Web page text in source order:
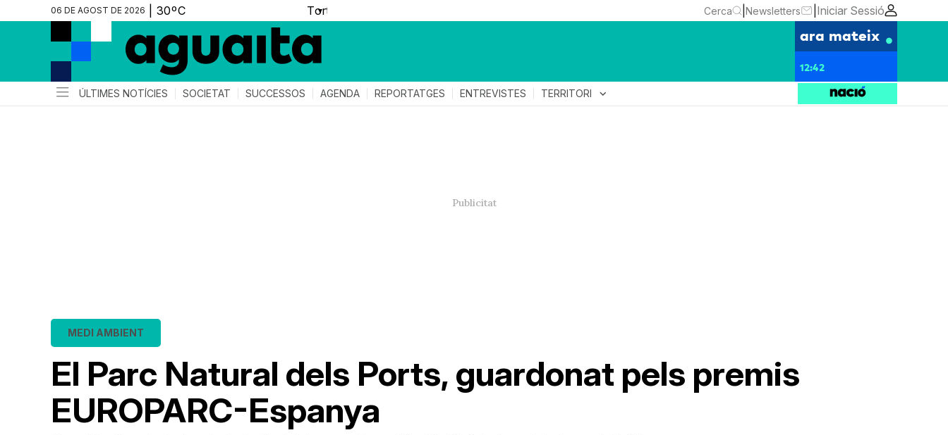
06 DE AGOST DE 2026 ▼ Cerca Newsletters Iniciar Sessió
ara mateix
12:42
ÚLTIMES NOTÍCIES SOCIETAT SUCCESSOS AGENDA REPORTATGES ENTREVISTES TERRITORI expand_more
El Parc Natural dels Ports, guardonat pels premis
EUROPARC-Espanya
MEDI AMBIENT